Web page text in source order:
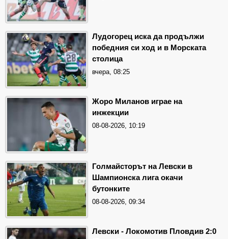
Лудогорец иска да продължи
победния си ход и в Морската
столица
вчера, 08:25
Жоро Миланов играе на
инжекции
08-08-2026, 10:19
Голмайсторът на Левски в
Шампионска лига окачи
бутонките
08-08-2026, 09:34
Левски - Локомотив Пловдив 2:0